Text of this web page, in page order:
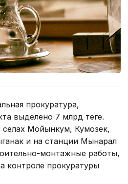
прокуратура,
выделено 7 млрд теңге.
Мойынкум, Кумозек,
и на станции Мынарал
монтажные работы,
контроле прокуратуры